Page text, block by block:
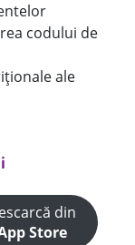
codului de
ale
din
Store